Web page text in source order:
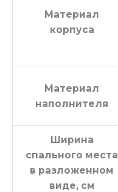
Материал
корпуса
Материал
наполнителя
Ширина
спального места
в разложенном
виде, см